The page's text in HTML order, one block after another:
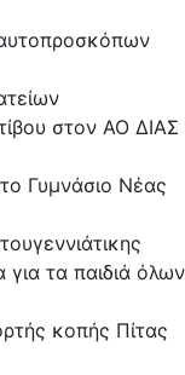
στον ΑΟ ΔΙΑΣ
Γυμνάσιο Νέας
τα παιδιά όλων
κοπής Πίτας